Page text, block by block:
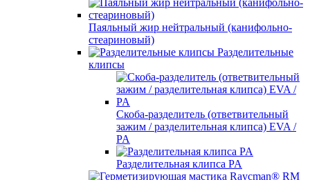
Паяльный жир нейтральный (канифольно-
стеариновый)
Разделительные
клипсы
Скоба-разделитель (ответвительный
зажим / разделительная клипса) EVA /
PA
Разделительная клипса PA